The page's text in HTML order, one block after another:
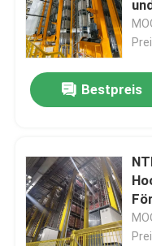
Produkte
Videos
Bestpreis